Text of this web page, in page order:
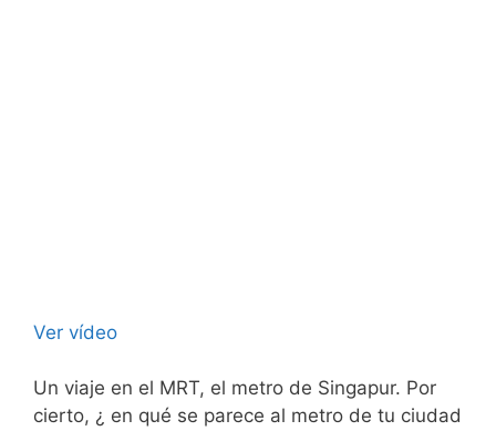
Ver vídeo
Un viaje en el MRT, el metro de Singapur. Por
cierto, ¿ en qué se parece al metro de tu ciudad